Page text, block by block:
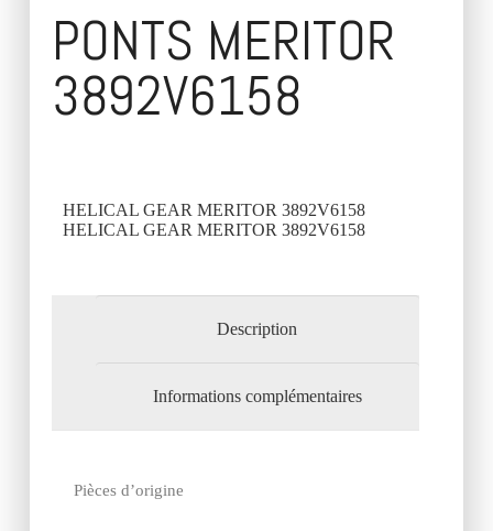
PONTS MERITOR
3892V6158
HELICAL GEAR MERITOR 3892V6158
HELICAL GEAR MERITOR 3892V6158
Description
Informations complémentaires
Pièces d’origine